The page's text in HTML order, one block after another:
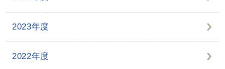
2023年度
2022年度